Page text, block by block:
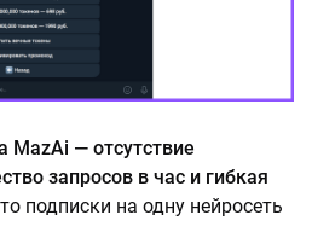
— отсутствие
запросов в час и гибкая
подписки на одну нейросеть